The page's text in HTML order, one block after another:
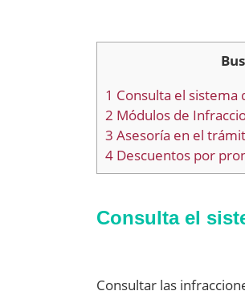
1 Consulta el sistema
2 Módulos de
3 Asesoría en el
4 Descuentos por
Consulta el
Consultar las